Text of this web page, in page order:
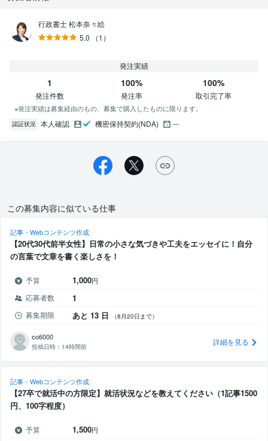
行政書士 松本奈々絵
5.0
（1）
発注実績
1
発注件数
100%
発注率
100%
取引完了率
※発注実績は募集経由のもの、募集で購入したものに限ります。
認証状況 本人確認 機密保持契約(NDA)
この募集内容に似ている仕事
記事・Webコンテンツ作成
【20代30代前半女性】日常の小さな気づきや工夫をエッセイに！自分
の言葉で文章を書く楽しさを！
予算 1,000円
応募者数 1
募集期限 あと 13 日 （8月20日まで）
co6000
投稿日時： 14時間前 詳細を見る
記事・Webコンテンツ作成
【27卒で就活中の方限定】就活状況などを教えてください（1記事1500
円、100字程度）
予算 1,500円